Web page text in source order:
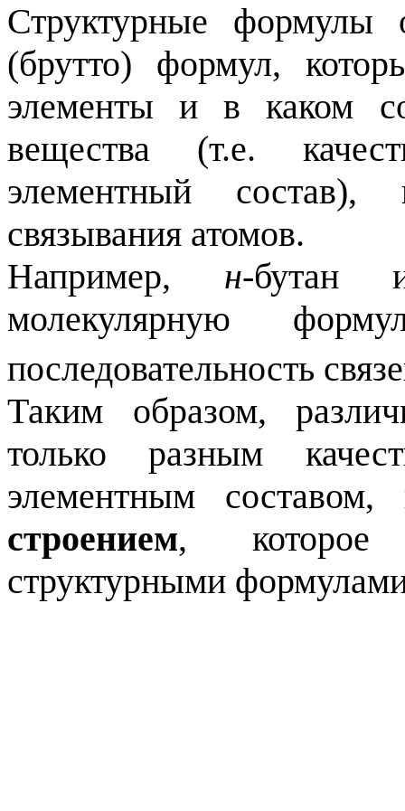
Структурные формулы
(брутто) формул,
элементы и в каком
вещества (т.е.
элементный
связывания атомов.
Например, н-бутан
молекулярную
последовательность
Таким образом,
только разным
элементным
строением, которое
структурными